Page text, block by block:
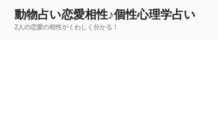
動物占い恋愛相性♪個性心理学占い
2人の恋愛の相性がくわしく分かる！